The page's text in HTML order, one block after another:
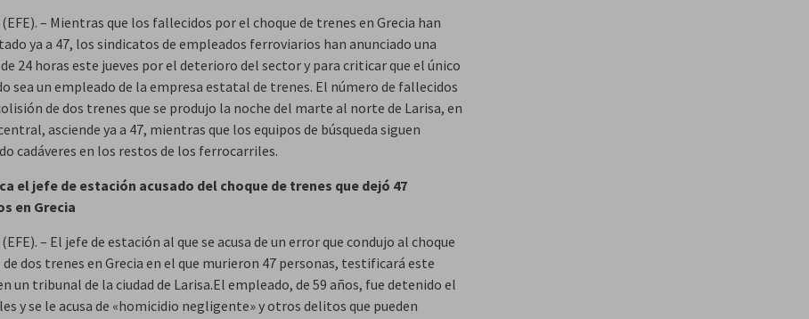
– Mientras que los fallecidos por el choque de trenes en Grecia han
ya a 47, los sindicatos de empleados ferroviarios han anunciado una
24 horas este jueves por el deterioro del sector y para criticar que el único
sea un empleado de la empresa estatal de trenes. El número de fallecidos
de dos trenes que se produjo la noche del marte al norte de Larisa, en
asciende ya a 47, mientras que los equipos de búsqueda siguen
cadáveres en los restos de los ferrocarriles.
el jefe de estación acusado del choque de trenes que dejó 47
en Grecia
– El jefe de estación al que se acusa de un error que condujo al choque
dos trenes en Grecia en el que murieron 47 personas, testificará este
un tribunal de la ciudad de Larisa.El empleado, de 59 años, fue detenido el
y se le acusa de «homicidio negligente» y otros delitos que pueden